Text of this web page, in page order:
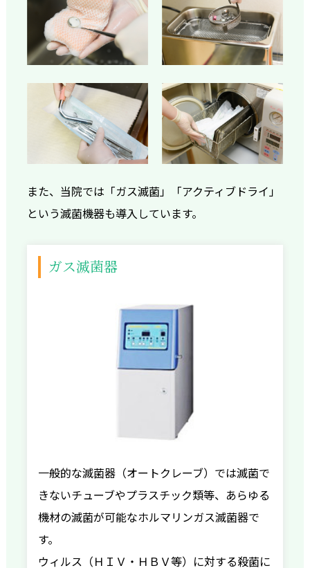
また、当院では「ガス滅菌」「アクティブドライ」
という滅菌機器も導入しています。
ガス滅菌器
一般的な滅菌器（オートクレーブ）では滅菌で
きないチューブやプラスチック類等、あらゆる
機材の滅菌が可能なホルマリンガス滅菌器で
す。
ウィルス（ＨＩＶ・ＨＢＶ等）に対する殺菌に